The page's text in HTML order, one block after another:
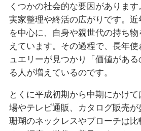
くつかの社会的な要因があります
実家整理や終活の広がりです。
を中心に、自身や親世代の持ち
えています。その過程で、長年
ュエリーが見つかり「価値があ
る人が増えているのです。
とくに平成初期から中期にかけ
場やテレビ通販、カタログ販売が
珊瑚のネックレスやブローチは